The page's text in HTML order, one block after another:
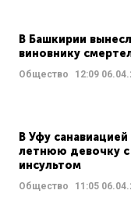
В Башкирии
виновнику
Общество 12:09
В Уфу
летнюю девочку
инсультом
Общество 11:05